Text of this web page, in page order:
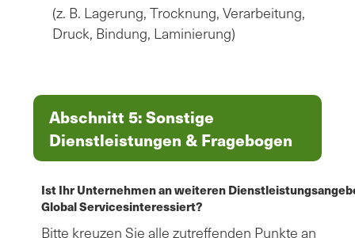
(z. B. Lagerung, Trocknung, Verarbeitung,
Druck, Bindung, Laminierung)
Abschnitt 5: Sonstige
Dienstleistungen & Fragebogen
Ist Ihr Unternehmen an weiteren
Global Servicesinteressiert?
Bitte kreuzen Sie alle zutreffenden Punkte an